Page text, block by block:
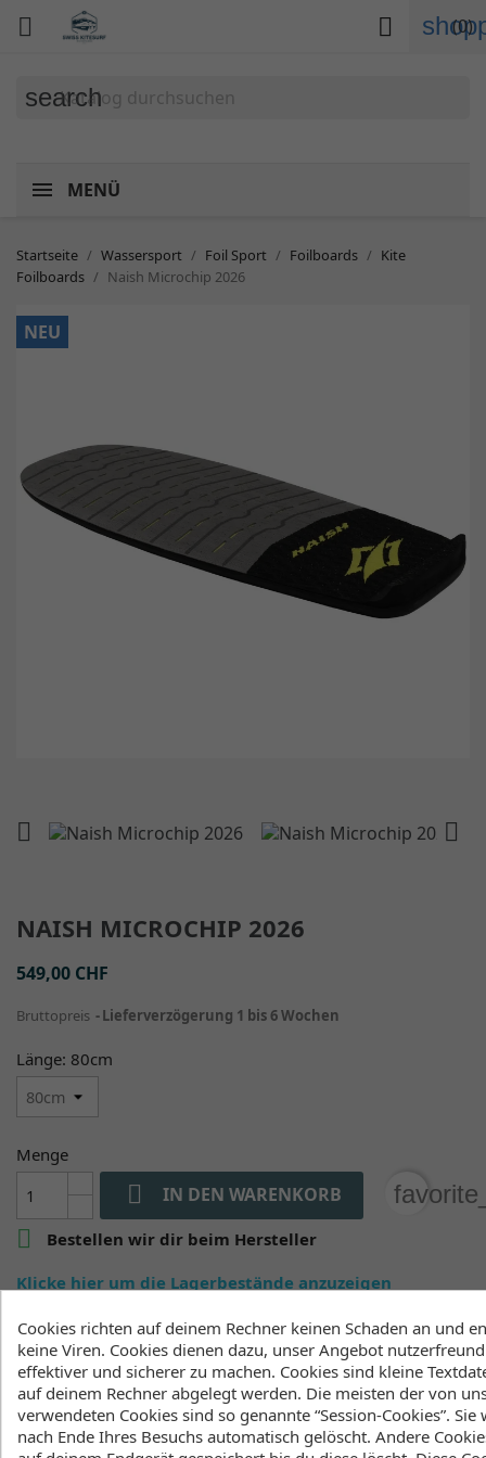
 (0)

search
MENÜ
Startseite Wassersport Foil Sport Foilboards
Kite
Foilboards
Naish Microchip 2026
NEU
 
NAISH MICROCHIP 2026
549,00 CHF
Bruttopreis Lieferverzögerung 1 bis 6 Wochen
Länge: 80cm
Menge
 IN DEN WARENKORB

Bestellen wir dir beim Hersteller
Klicke hier um die Lagerbestände anzuzeigen
Beschreibung
Artikeldetails
Lagerbestand
Cookies richten auf deinem Rechner keinen Schaden an und
keine Viren. Cookies dienen dazu, unser Angebot
effektiver und sicherer zu machen. Cookies sind kleine
auf deinem Rechner abgelegt werden. Die meisten der von
verwendeten Cookies sind so genannte “Session-Cookies”. Sie
nach Ende Ihres Besuchs automatisch gelöscht. Andere